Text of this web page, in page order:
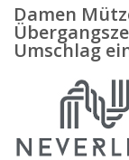
Damen
Umschlag